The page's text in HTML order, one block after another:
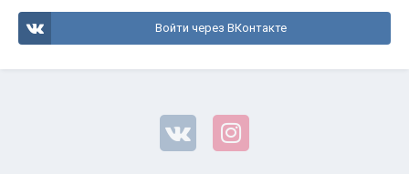
Войти через ВКонтакте